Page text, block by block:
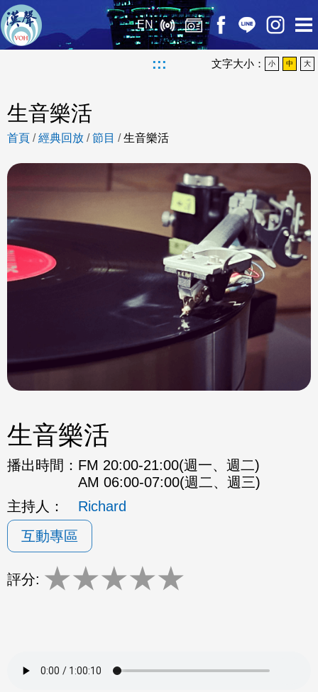
EN
::: 文字大小： 小 中 大
生音樂活
首頁 /經典回放 /節目 /生音樂活
生音樂活
播出時間： FM 20:00-21:00(週一、週二)
AM 06:00-07:00(週二、週三)
主持人：
Richard
互動專區
評分: ★★★★★